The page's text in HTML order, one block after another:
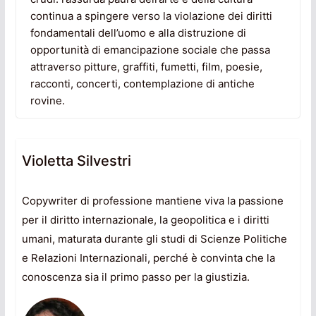
continua a spingere verso la violazione dei diritti
fondamentali dell’uomo e alla distruzione di
opportunità di emancipazione sociale che passa
attraverso pitture, graffiti, fumetti, film, poesie,
racconti, concerti, contemplazione di antiche
rovine.
Violetta Silvestri
Copywriter di professione mantiene viva la passione
per il diritto internazionale, la geopolitica e i diritti
umani, maturata durante gli studi di Scienze Politiche
e Relazioni Internazionali, perché è convinta che la
conoscenza sia il primo passo per la giustizia.